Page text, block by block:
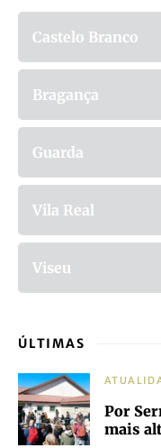
Castelo Branco
Bragança
Guarda
Vila Real
Viseu
ÚLTIMAS
Por
mais